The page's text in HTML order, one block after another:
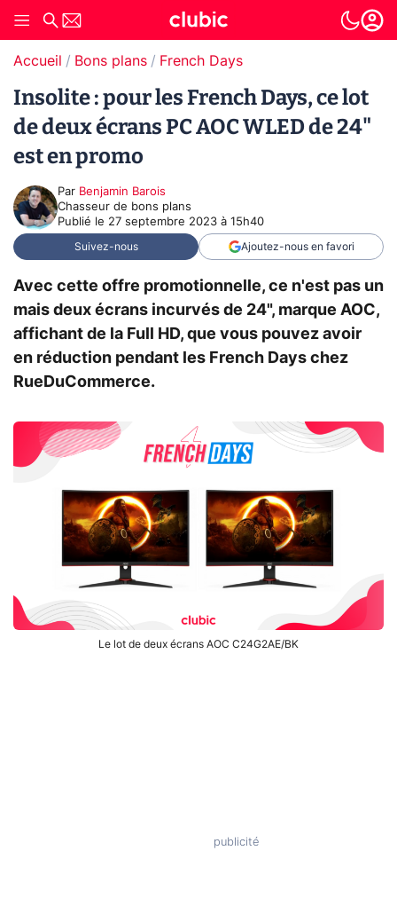
Accueil Bons plans French Days
Insolite : pour les French Days, ce lot
de deux écrans PC AOC WLED de 24"
est en promo
Par Benjamin Barois
Chasseur de bons plans
Publié le 27 septembre 2023 à 15h40
Suivez-nous Ajoutez-nous en favori
Avec cette offre promotionnelle, ce n'est pas un
mais deux écrans incurvés de 24", marque AOC,
affichant de la Full HD, que vous pouvez avoir
en réduction pendant les French Days chez
RueDuCommerce.
Le lot de deux écrans AOC C24G2AE/BK